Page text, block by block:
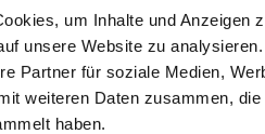
um Inhalte und Anzeigen
unsere Website zu
Partner für soziale Medien,
weiteren Daten zusammen,
haben.